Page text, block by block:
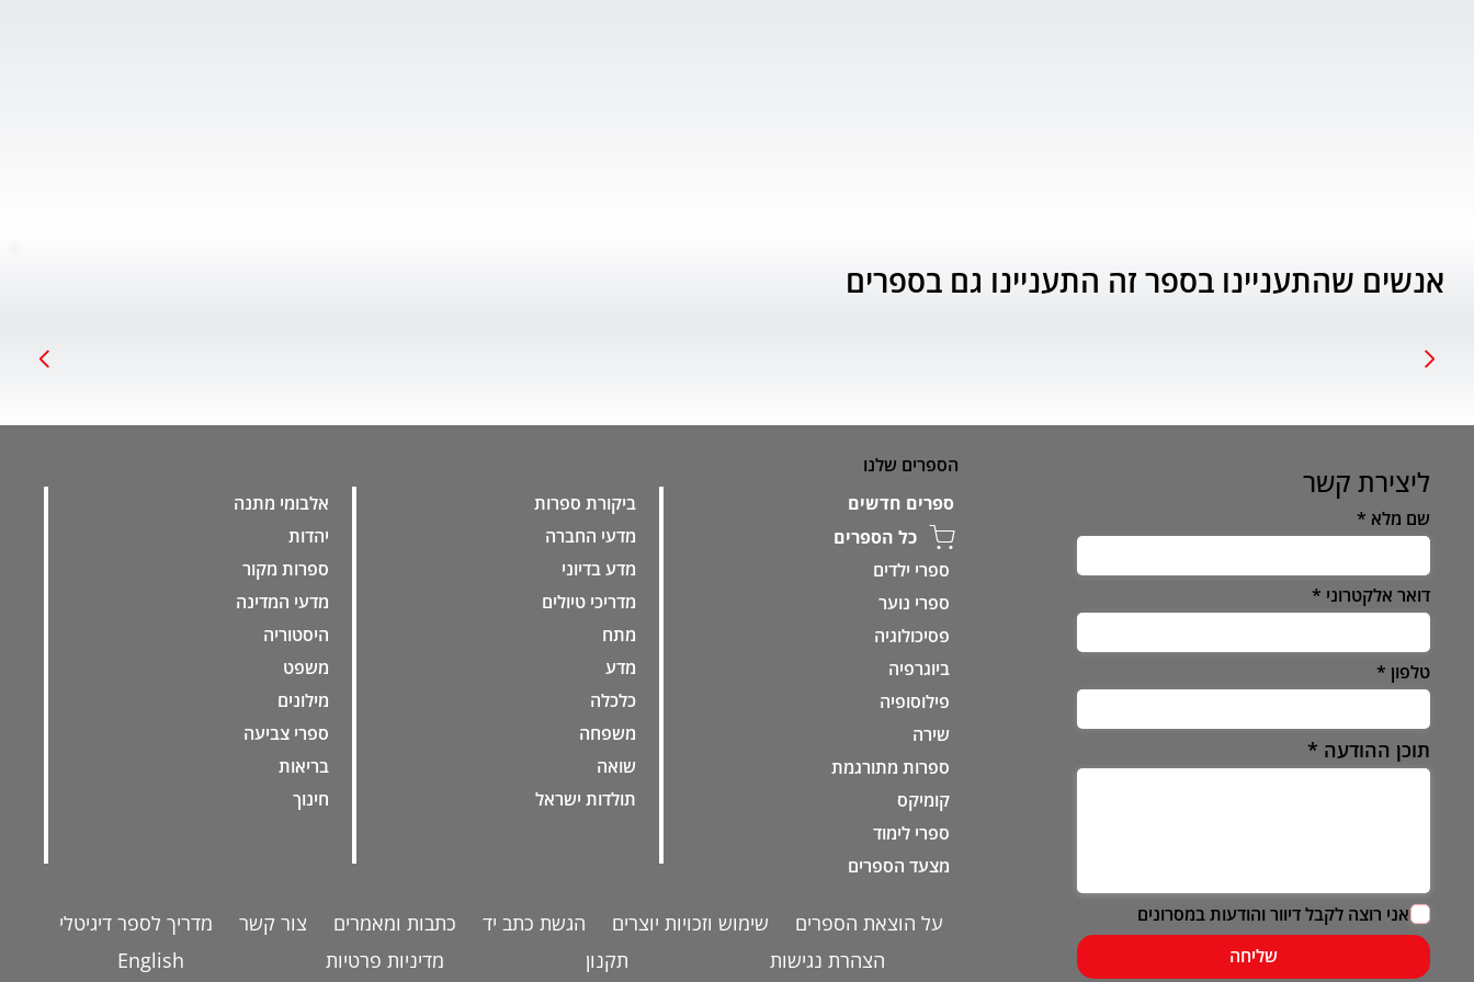
אנשים שהתעניינו בספר זה התעניינו גם בספרים
ליצירת קשר
שם מלא
דואר אלקטרוני
טלפון
תוכן ההודעה
אני רוצה לקבל דיוור והודעות במסרונים
שליחה
הספרים שלנו
ספרים חדשים
כל הספרים
ספרי ילדים
ספרי נוער
פסיכולוגיה
ביוגרפיה
פילוסופיה
שירה
ספרות מתורגמת
קומיקס
ספרי לימוד
מצעד הספרים
ביקורת ספרות
מדעי החברה
מדע בדיוני
מדריכי טיולים
מתח
מדע
כלכלה
משפחה
שואה
תולדות ישראל
אלבומי מתנה
יהדות
ספרות מקור
מדעי המדינה
היסטוריה
משפט
מילונים
ספרי צביעה
בריאות
חינוך
על הוצאת הספרים שימוש וזכויות יוצרים הגשת כתב יד כתבות ומאמרים צור קשר
מדריך לספר דיגיטלי
הצהרת נגישות
תקנון מדיניות פרטיות English